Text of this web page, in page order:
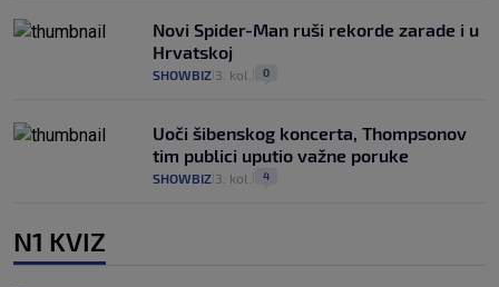
Novi Spider-Man ruši rekorde zarade i u
Hrvatskoj
SHOWBIZ 3. kol. 0
Uoči šibenskog koncerta, Thompsonov
tim publici uputio važne poruke
SHOWBIZ 3. kol. 4
N1 KVIZ